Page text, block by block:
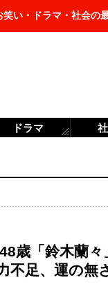
い・ドラマ・社会の
歳「鈴木蘭々
不足、運の無
ドラマ